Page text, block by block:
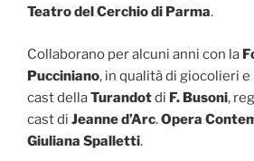
Teatro del Cerchio di Parma.
Collaborano per alcuni anni con la
Pucciniano, in qualità di giocolieri
cast dellaTurandotdi F. Busoni,
cast di Jeanne d’Arc.Opera
Giuliana Spalletti.